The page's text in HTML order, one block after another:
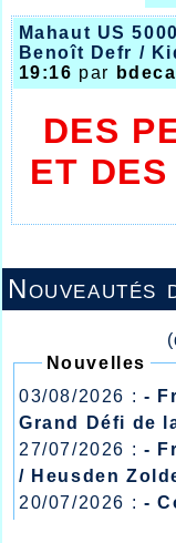
Nouveautés
Nouvelles
03/08/2026 : -
Grand Défi de
27/07/2026 : -
/ Heusden
20/07/2026 : -
-
Mahaut US
Benoît Defr /
19:16 par
DES
ET
DE